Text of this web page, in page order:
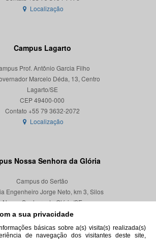
a sua privacidade
básicas sobre a(s) visita(s) realizada(s)
de navegação dos visitantes deste site,
Localização
Campus Lagarto
Prof. Antônio Garcia Filho
Marcelo Déda, 13, Centro
Lagarto/SE
CEP 49400-000
Localização
Nossa Senhora da Glória
Campus do Sertão
Engenheiro Jorge Neto, km 3, Silos
Nossa Senhora da Glória/SE
CEP 49680-000
Localização